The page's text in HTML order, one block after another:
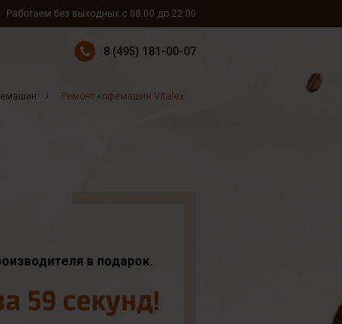
Работаем без выходных с 08:00 до 22:00
8 (495) 181-00-07
Ремонт кофемашин Vitalex
в подарок.
59 секунд!